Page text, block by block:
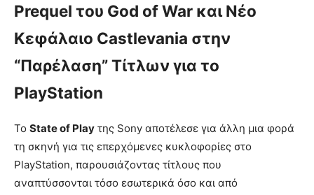
Prequel του God of War και Νέο
Κεφάλαιο Castlevania στην
“Παρέλαση” Τίτλων για το
PlayStation
Το State of Play της Sony αποτέλεσε για άλλη μια φορά
τη σκηνή για τις επερχόμενες κυκλοφορίες στο
PlayStation, παρουσιάζοντας τίτλους που
αναπτύσσονται τόσο εσωτερικά όσο και από